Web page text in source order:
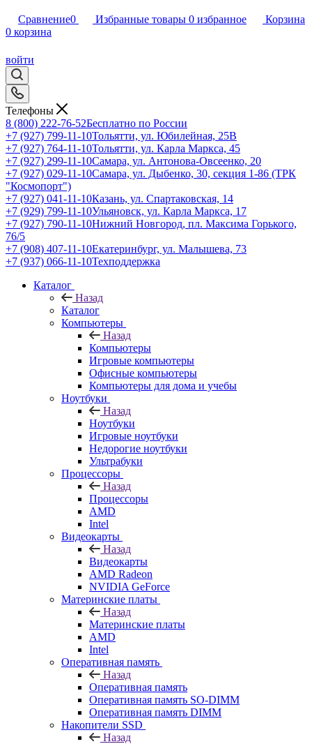
Сравнение0 Избранные товары 0 избранное
Корзина
0 корзина
войти
Телефоны
8 (800) 222-76-52Бесплатно по России
+7 (927) 799-11-10Тольятти, ул. Юбилейная, 25В
+7 (927) 764-11-10Тольятти, ул. Карла Маркса, 45
+7 (927) 299-11-10Самара, ул. Антонова-Овсеенко, 20
+7 (927) 029-11-10Самара, ул. Дыбенко, 30, секция 1-86 (ТРК
"Космопорт")
+7 (927) 041-11-10Казань, ул. Спартаковская, 14
+7 (929) 799-11-10Ульяновск, ул. Карла Маркса, 17
+7 (927) 790-11-10Нижний Новгород, пл. Максима Горького,
76/5
+7 (908) 407-11-10Екатеринбург, ул. Малышева, 73
+7 (937) 066-11-10Техподдержка
Каталог
Назад
Каталог
Компьютеры
Назад
Компьютеры
Игровые компьютеры
Офисные компьютеры
Компьютеры для дома и учебы
Ноутбуки
Назад
Ноутбуки
Игровые ноутбуки
Недорогие ноутбуки
Ультрабуки
Процессоры
Назад
Процессоры
AMD
Intel
Видеокарты
Назад
Видеокарты
AMD Radeon
NVIDIA GeForce
Материнские платы
Назад
Материнские платы
AMD
Intel
Оперативная память
Назад
Оперативная память
Оперативная память SO-DIMM
Оперативная память DIMM
Накопители SSD
Назад